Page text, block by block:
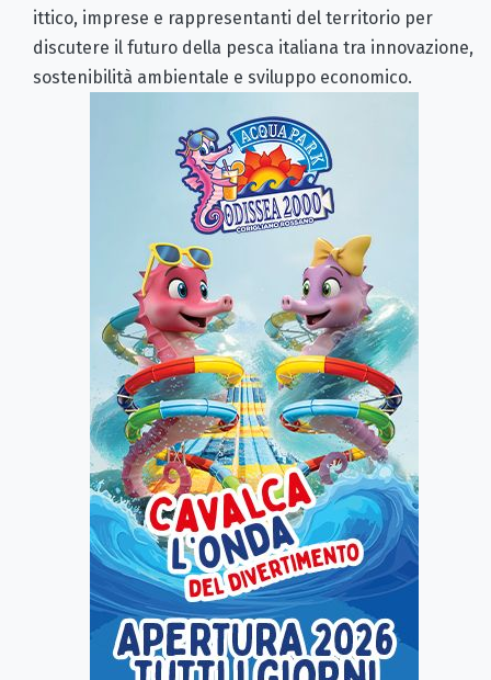
ittico, imprese e rappresentanti del territorio per
discutere il futuro della pesca italiana tra innovazione,
sostenibilità ambientale e sviluppo economico.